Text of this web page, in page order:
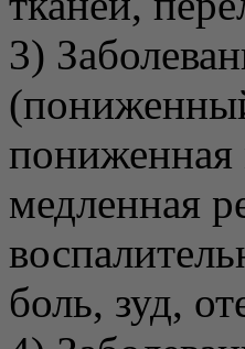
3)
пониженная
медленная
боль, зуд,